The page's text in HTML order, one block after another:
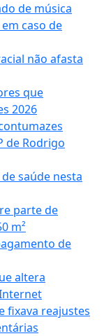
de música
caso de
não afasta
que
2026
de Rodrigo
saúde nesta
parte de
m²
de
altera
fixava reajustes